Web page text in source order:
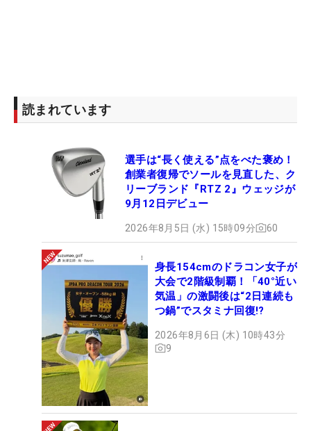
読まれています
選手は“長く使える”点をべた褒め！
創業者復帰でソールを見直した、ク
リーブランド『RTZ 2』ウェッジが
9月12日デビュー
2026年8月5日 (水) 15時09分 60
身長154cmのドラコン女子が
大会で2階級制覇！「40°近い
気温」の激闘後は“2日連続も
つ鍋”でスタミナ回復!?
2026年8月6日 (木) 10時43分
9